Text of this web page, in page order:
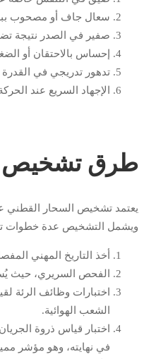
سعال جاف أو مصحوب
صفير في الصدر نتيجة
إحساس بالاحتقان أو
تدهور تدريجي في
الإجهاد السريع عند
طرق تشخيص
يعتمد تشخيص السحار القطني
ويشمل التشخيص عدة خطوات
أخذ التاريخ المهني
الفحص السريري، حيث
اختبارات وظائف الرئة
الشعب الهوائية.
اختبار قياس ذروة
في نهايته، وهو مؤشر